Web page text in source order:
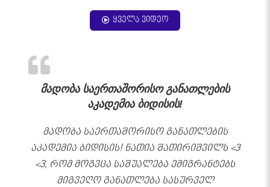
ყველა ვიდეო
მადობა საერთაშორისო განათლების
აკადემია ბიდისის!
მადობა საერთაშორისო განათლების
აკადემია ბიდისის! ნათია შათირიშვილს <3
<3, რომ მოგვცა საშუალება ემიგრანტებს
მიგვეღო განათლება სასურველ